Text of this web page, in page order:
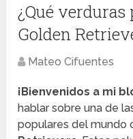
¿Qué verduras
Golden
Mateo Cifuentes
¡Bienvenidos a mi
hablar sobre una de
populares del mundo